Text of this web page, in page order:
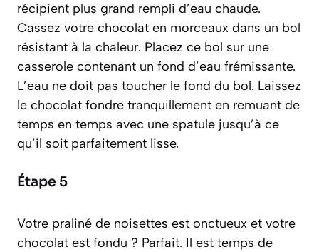
récipient plus grand rempli d’eau chaude.
Cassez votre chocolat en morceaux dans un bol
résistant à la chaleur. Placez ce bol sur une
casserole contenant un fond d’eau frémissante.
L’eau ne doit pas toucher le fond du bol. Laissez
le chocolat fondre tranquillement en remuant de
temps en temps avec une spatule jusqu’à ce
qu’il soit parfaitement lisse.
Étape 5
Votre praliné de noisettes est onctueux et votre
chocolat est fondu ? Parfait. Il est temps de